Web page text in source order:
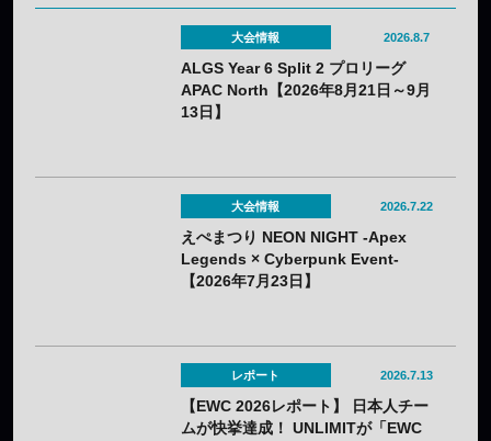
大会情報 2026.8.7
ALGS Year 6 Split 2 プロリーグ
APAC North【2026年8月21日～9月
13日】
大会情報 2026.7.22
えぺまつり NEON NIGHT -Apex
Legends × Cyberpunk Event-
【2026年7月23日】
レポート 2026.7.13
【EWC 2026レポート】 日本人チー
ムが快挙達成！ UNLIMITが「EWC